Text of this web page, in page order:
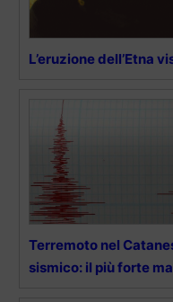
L’eruzione dell’Etna
Terremoto nel
sismico: il più forte